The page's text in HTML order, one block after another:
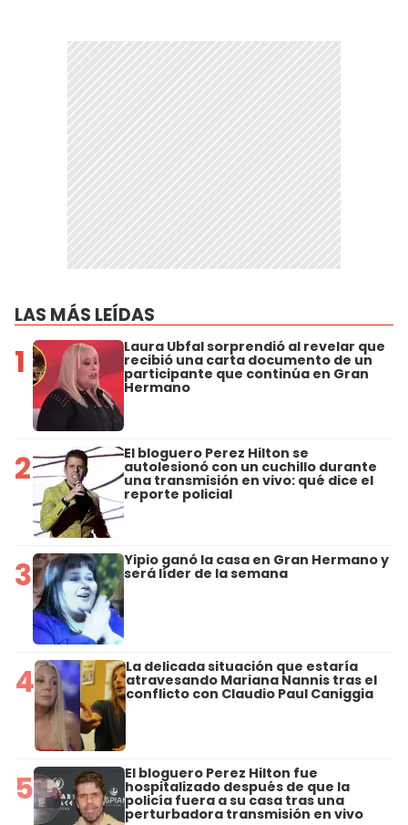
LAS MÁS LEÍDAS
1 Laura Ubfal sorprendió al revelar que
recibió una carta documento de un
participante que continúa en Gran
Hermano
2 El bloguero Perez Hilton se
autolesionó con un cuchillo durante
una transmisión en vivo: qué dice el
reporte policial
3 Yipio ganó la casa en Gran Hermano y
será líder de la semana
4 La delicada situación que estaría
atravesando Mariana Nannis tras el
conflicto con Claudio Paul Caniggia
5 El bloguero Perez Hilton fue
hospitalizado después de que la
policía fuera a su casa tras una
perturbadora transmisión en vivo